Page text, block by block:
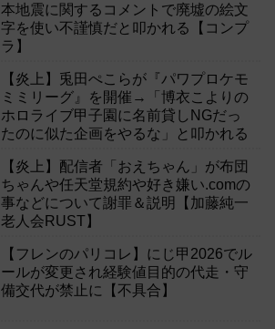
本地震に関するコメントで廃墟の絵文
字を使い不謹慎だと叩かれる【コンプ
ラ】
【炎上】兎田ぺこらが『パワプロケモ
ミミリーグ』を開催→「博衣こよりの
ホロライブ甲子園に名前貸しNGだっ
たのに似た企画をやるな」と叩かれる
【炎上】配信者「おえちゃん」が布団
ちゃんや任天堂規約や好き嫌い.comの
事などについて謝罪＆説明【加藤純一
老人会RUST】
【フレンのパリコレ】にじ甲2026でル
ールが変更され経験値目的の代走・守
備交代が禁止に【不具合】